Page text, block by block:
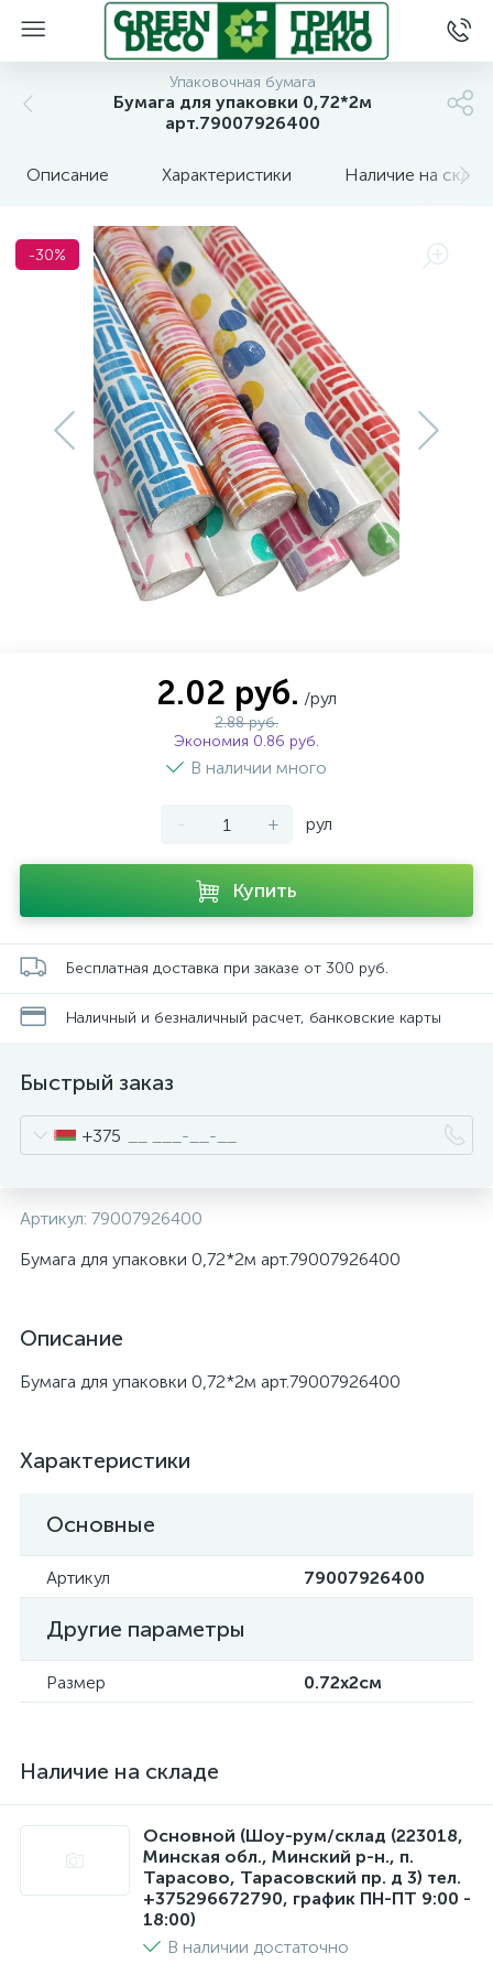
Упаковочная бумага
Бумага для упаковки 0,72*2м
арт.79007926400
Описание Характеристики Наличие на
-30%
2.02 руб. /рул
2.88 руб.
Экономия 0.86 руб.
В наличии много
- + рул
Купить
Бесплатная доставка при заказе от 300 руб.
Наличный и безналичный расчет, банковские карты
Быстрый заказ
+375
Артикул: 79007926400
Бумага для упаковки 0,72*2м арт.79007926400
Описание
Бумага для упаковки 0,72*2м арт.79007926400
Характеристики
Основные
Артикул 79007926400
Другие параметры
Размер 0.72x2см
Наличие на складе
Основной (Шоу-рум/склад (223018,
Минская обл., Минский р-н., п.
Тарасово, Тарасовский пр. д 3) тел.
+375296672790, график ПН-ПТ 9:00 -
18:00)
В наличии достаточно